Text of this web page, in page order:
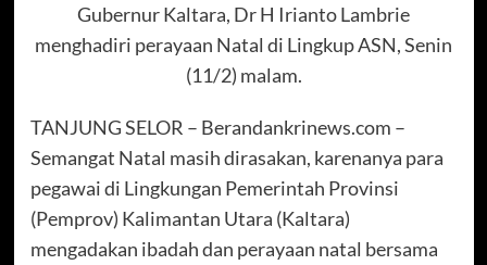
Gubernur Kaltara, Dr H Irianto Lambrie
menghadiri perayaan Natal di Lingkup ASN, Senin
(11/2) malam.
TANJUNG SELOR – Berandankrinews.com –
Semangat Natal masih dirasakan, karenanya para
pegawai di Lingkungan Pemerintah Provinsi
(Pemprov) Kalimantan Utara (Kaltara)
mengadakan ibadah dan perayaan natal bersama